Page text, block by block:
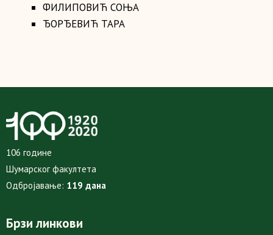
ФИЛИПОВИЋ СОЊА
ЂОРЂЕВИЋ ТАРА
106 године
Шумарског факултета
Одбројавање: 119 дана
Брзи линкови